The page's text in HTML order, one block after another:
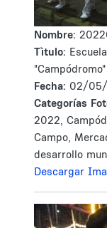
Nombre:
Tìtulo:
Fecha: 02/05/
Categorías
2022,
Campo,
desarrollo
Descargar